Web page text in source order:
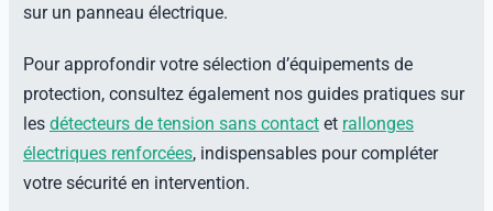
sur un panneau électrique.
Pour approfondir votre sélection d’équipements de
protection, consultez également nos guides pratiques sur
les détecteurs de tension sans contact et rallonges
électriques renforcées, indispensables pour compléter
votre sécurité en intervention.